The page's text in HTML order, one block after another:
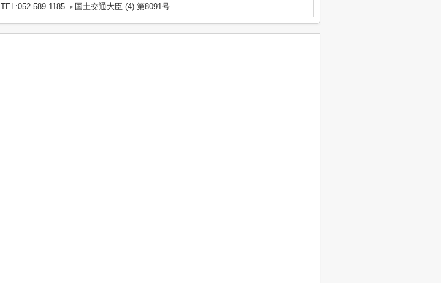
TEL:052-589-1185
国土交通大臣 (4) 第8091号